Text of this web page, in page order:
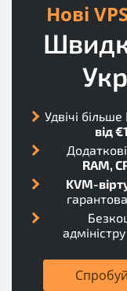
Нові
Удвічі
від
RAM,
KVM-